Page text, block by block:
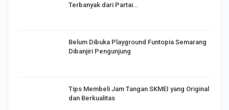
Terbanyak dari Partai…
Belum Dibuka Playground Funtopia Semarang
Dibanjiri Pengunjung
Tips Membeli Jam Tangan SKMEI yang Original
dan Berkualitas